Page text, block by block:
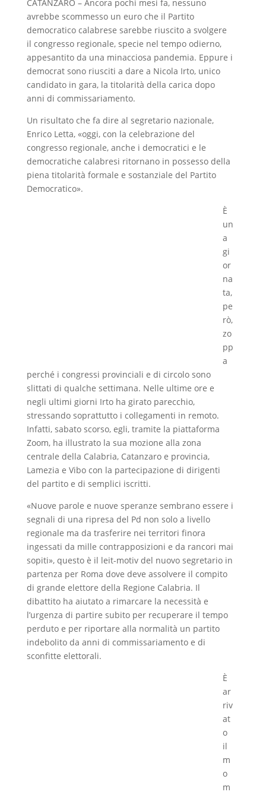
e
b
o
o
k
t
s
A
p
p
e
g
r
a
m
d
i
v
i
d
CATANZARO – Ancora pochi mesi fa, nessuno
avrebbe scommesso un euro che il Partito
democratico calabrese sarebbe riuscito a svolgere
il congresso regionale, specie nel tempo odierno,
appesantito da una minacciosa pandemia. Eppure i
democrat sono riusciti a dare a Nicola Irto, unico
candidato in gara, la titolarità della carica dopo
anni di commissariamento.
Un risultato che fa dire al segretario nazionale,
Enrico Letta, «oggi, con la celebrazione del
congresso regionale, anche i democratici e le
democratiche calabresi ritornano in possesso della
piena titolarità formale e sostanziale del Partito
Democratico».
È
un
a
gi
or
na
ta,
pe
rò,
zo
pp
a
perché i congressi provinciali e di circolo sono
slittati di qualche settimana. Nelle ultime ore e
negli ultimi giorni Irto ha girato parecchio,
stressando soprattutto i collegamenti in remoto.
Infatti, sabato scorso, egli, tramite la piattaforma
Zoom, ha illustrato la sua mozione alla zona
centrale della Calabria, Catanzaro e provincia,
Lamezia e Vibo con la partecipazione di dirigenti
del partito e di semplici iscritti.
«Nuove parole e nuove speranze sembrano essere i
segnali di una ripresa del Pd non solo a livello
regionale ma da trasferire nei territori finora
ingessati da mille contrapposizioni e da rancori mai
sopiti», questo è il leit-motiv del nuovo segretario in
partenza per Roma dove deve assolvere il compito
di grande elettore della Regione Calabria. Il
dibattito ha aiutato a rimarcare la necessità e
l’urgenza di partire subito per recuperare il tempo
perduto e per riportare alla normalità un partito
indebolito da anni di commissariamento e di
sconfitte elettorali.
È
ar
riv
at
o
il
m
o
m